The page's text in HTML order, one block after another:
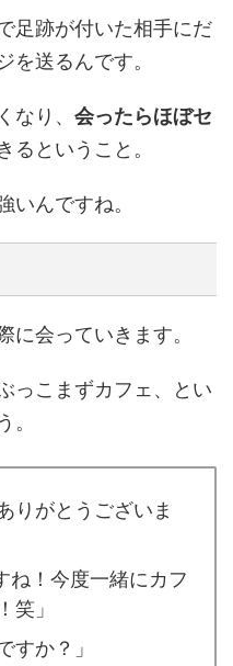
足跡が付いた相手にだ
を送るんです。
なり、 会ったらほぼセ
るということ。
いんですね。
に会っていきます。
っこまずカフェ、とい
。
りがとうございま
ね！今度一緒にカフ
笑」
すか？」